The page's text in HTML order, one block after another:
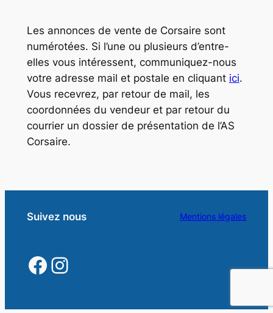
Les annonces de vente de Corsaire sont
numérotées. Si l’une ou plusieurs d’entre-
elles vous intéressent, communiquez-nous
votre adresse mail et postale en cliquant ici.
Vous recevrez, par retour de mail, les
coordonnées du vendeur et par retour du
courrier un dossier de présentation de l’AS
Corsaire.
Suivez nous
https://
https://
Mentions légales